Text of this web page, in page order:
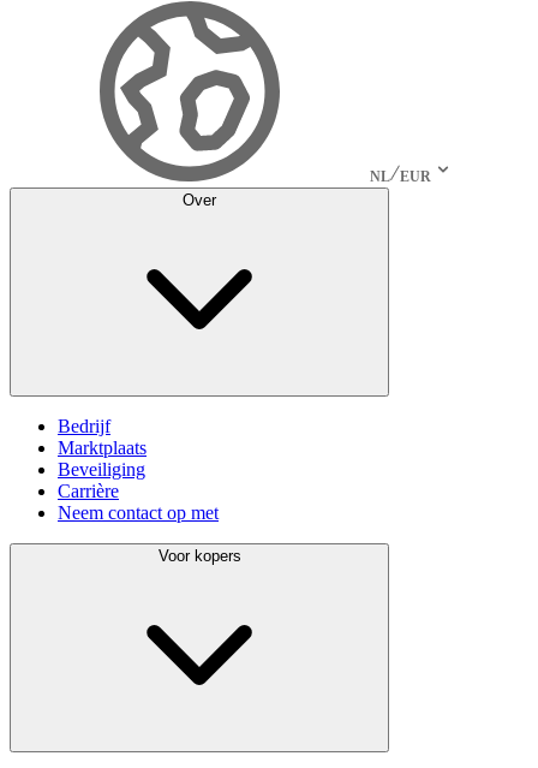
NL EUR
Over
Bedrijf
Marktplaats
Beveiliging
Carrière
Neem contact op met
Voor kopers